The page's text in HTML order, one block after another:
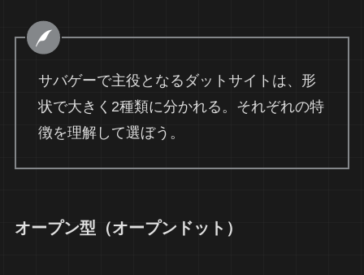
サバゲーで主役となるダットサイトは、形
状で大きく2種類に分かれる。それぞれの特
徴を理解して選ぼう。
オープン型（オープンドット）